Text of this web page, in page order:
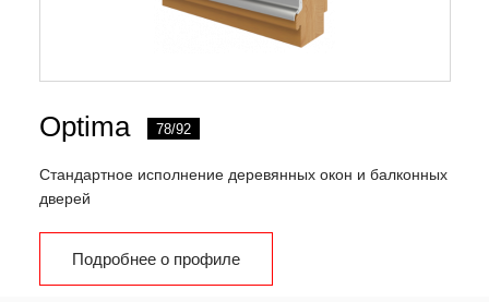
Optima 78/92
Стандартное исполнение деревянных окон и балконных
дверей
Подробнее о профиле